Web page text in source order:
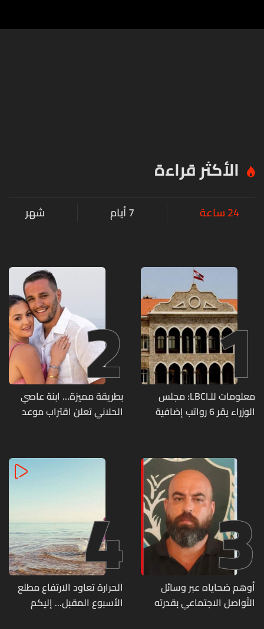
الأكثر قراءة
24 ساعة 7 أيام شهر
1
معلومات للـLBCI: مجلس
الوزراء يقر 6 رواتب إضافية
منذ آذار
2
بطريقة مميزة… ابنة عاصي
الحلاني تعلن اقتراب موعد
3
أوهم ضحاياه عبر وسائل
التّواصل الاجتماعي بقدرته
4
الحرارة تعاود الارتفاع مطلع
الأسبوع المقبل... إليكم